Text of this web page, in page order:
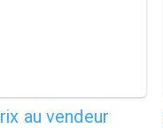
au vendeur